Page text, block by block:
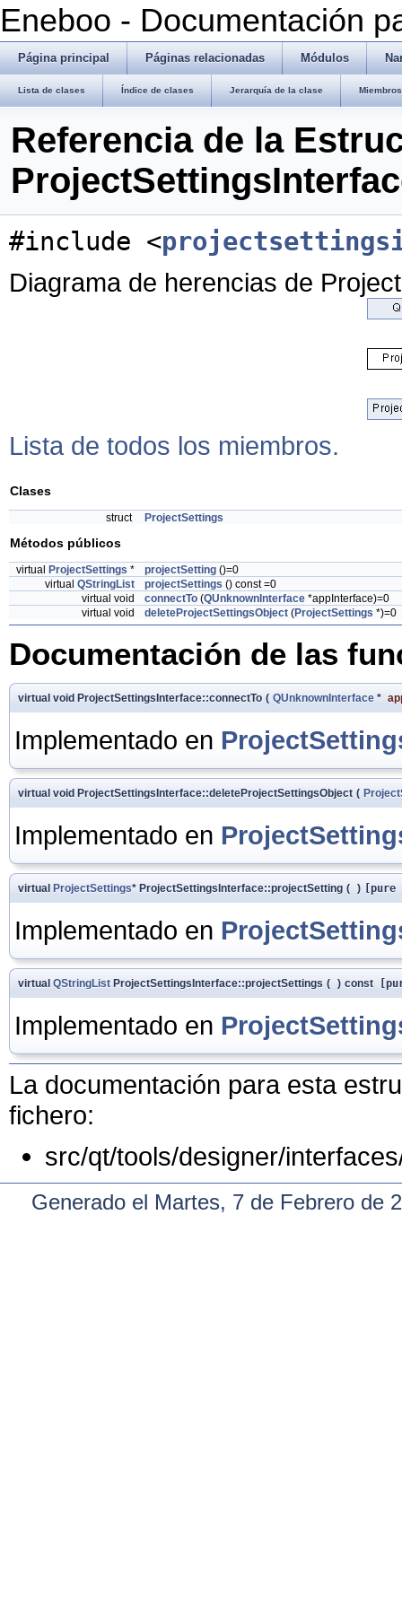
Eneboo - Documentación
Página principal Páginas relacionadas Módulos
Lista de clases Índice de clases Jerarquía de la clase
Referencia de la
#include <
Diagrama de herencias de
Lista de todos los miembros.
Clases
struct ProjectSettings
Métodos públicos
virtual ProjectSettings * projectSetting ()=0
virtual QStringList projectSettings () const =0
virtual void
connectTo (QUnknownInterface *appInterface)=0
virtual void
deleteProjectSettingsObject (ProjectSettings *)=0
Documentación de las
virtual void ProjectSettingsInterface::connectTo ( QUnknownInterface *
Implementado en
virtual void ProjectSettingsInterface::deleteProjectSettingsObject (
Implementado en
virtual ProjectSettings* ProjectSettingsInterface::projectSetting ( )
Implementado en
virtual QStringList ProjectSettingsInterface::projectSettings ( ) const
Implementado en
La documentación para esta
fichero:
src/qt/tools/designer/
Generado el Martes, 7 de Febrero de